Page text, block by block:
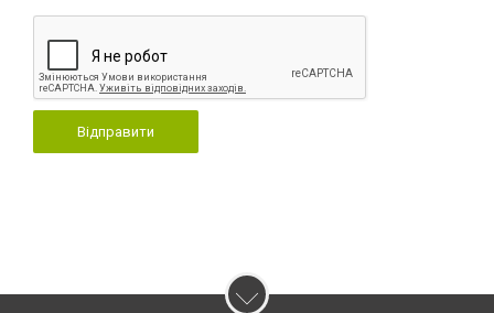
Відправити